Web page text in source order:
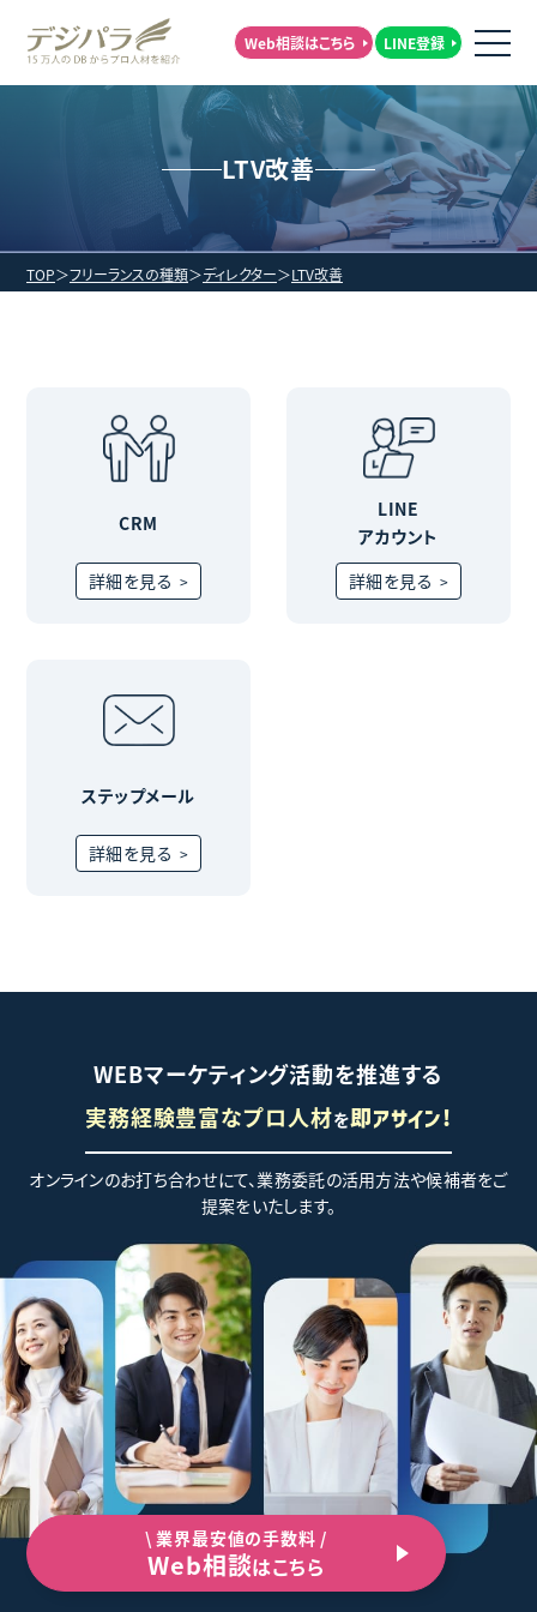
Web相談はこちら LINE登録
LTV改善
TOP フリーランスの種類 ディレクター LTV改善
CRM
詳細を見る
LINE
アカウント
詳細を見る
ステップメール
詳細を見る
WEBマーケティング活動を推進する
実務経験豊富なプロ人材を即アサイン!
オンラインのお打ち合わせにて、業務委託の活用方法や候補者をご
提案をいたします。
\ 業界最安値の手数料 /
Web相談はこちら